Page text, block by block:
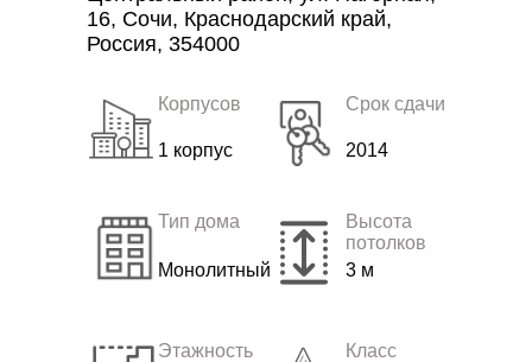
16, Сочи, Краснодарский край,
Россия, 354000
Корпусов
1 корпус
Срок сдачи
2014
Этажность Класс
Тип дома
Монолитный
Высота
потолков
3 м